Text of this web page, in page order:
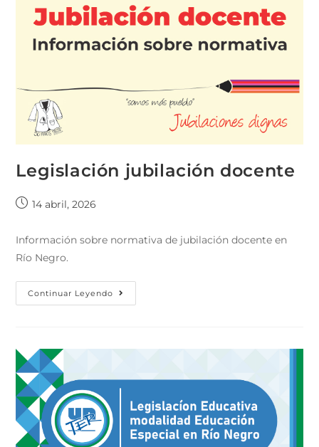
Legislación jubilación docente
14 abril, 2026
Información sobre normativa de jubilación docente en
Río Negro.
Continuar Leyendo